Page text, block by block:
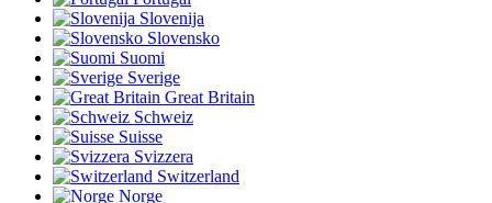
Slovenija
Slovensko
Suomi
Sverige
Great Britain
Schweiz
Suisse
Svizzera
Switzerland
Norge